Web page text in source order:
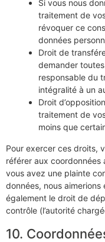
Si vous nous
traitement de
révoquer ce
données
Droit de
demander
responsable du
intégralité à un
Droit
traitement de
moins que
Pour exercer ces droits,
référer aux
vous avez une plainte
données, nous
également le droit de
contrôle (l’autorité
10.